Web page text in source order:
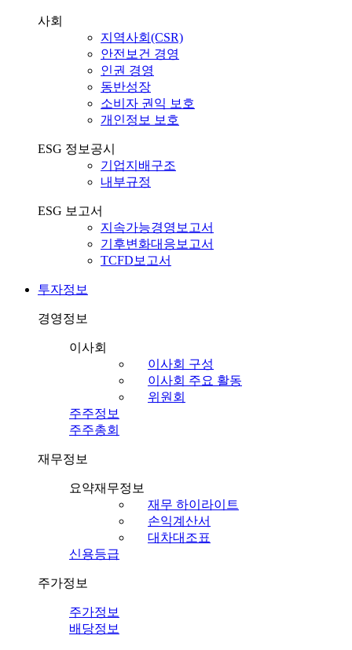
사회
지역사회(CSR)
안전보건 경영
인권 경영
동반성장
소비자 권익 보호
개인정보 보호
ESG 정보공시
기업지배구조
내부규정
ESG 보고서
지속가능경영보고서
기후변화대응보고서
TCFD보고서
투자정보
경영정보
이사회
이사회 구성
이사회 주요 활동
위원회
주주정보
주주총회
재무정보
요약재무정보
재무 하이라이트
손익계산서
대차대조표
신용등급
주가정보
주가정보
배당정보